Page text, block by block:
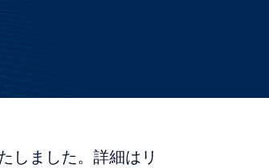
しました。詳細はリ